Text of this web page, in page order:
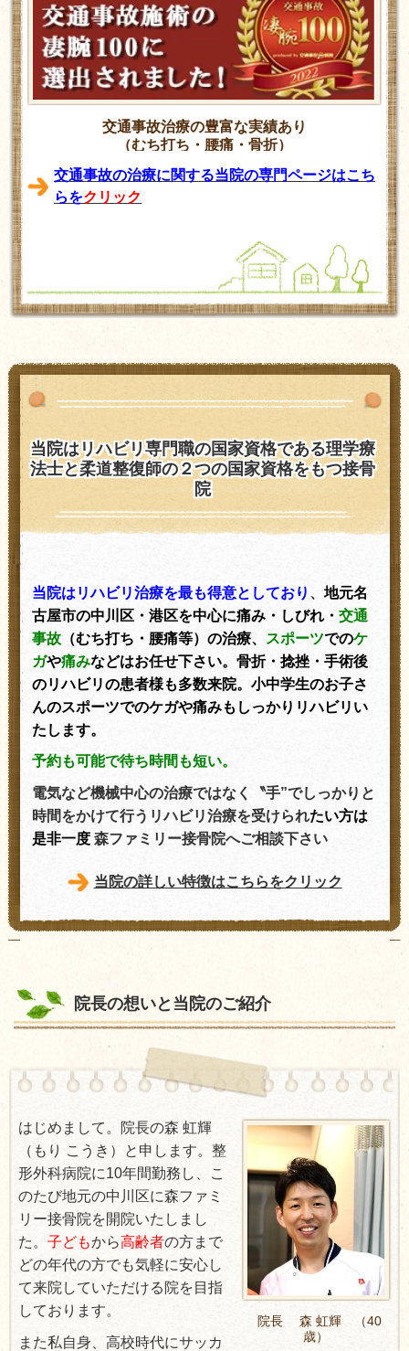
交通事故治療の豊富な実績あり
（むち打ち・腰痛・骨折）
交通事故の治療に関する当院の専門ページはこち
らをクリック
当院はリハビリ専門職の国家資格である理学療
法士と柔道整復師の２つの国家資格をもつ接骨
院
当院はリハビリ治療を最も得意としており 、地元名
古屋市の中川区・港区を中心に痛み・しびれ・ 交通
事故 （むち打ち・腰痛等）の治療、 スポーツでのケ
ガや痛みなどはお任せ下さい。骨折・捻挫・手術後
のリハビリの患者様も多数来院。小中学生のお子さ
んのスポーツでのケガや痛みもしっかりリハビリい
たします。
予約も可能で待ち時間も短い。
電気など機械中心の治療ではなく〝手”でしっかりと
時間をかけて行うリハビリ治療を受けられたい方は
是非一度 森ファミリー接骨院へご相談下さい
当院の詳しい特徴はこちらをクリック
院長の想いと当院のご紹介
院長 森 虹輝 （40
歳）
はじめまして。院長の森 虹輝
（もり こうき）と申します。整
形外科病院に10年間勤務し、こ
のたび地元の中川区に森ファミ
リー接骨院を開院いたしまし
た。 子どもから高齢者の方まで
どの年代の方でも気軽に安心し
て来院していただける院を目指
しております。
また私自身、高校時代にサッカ